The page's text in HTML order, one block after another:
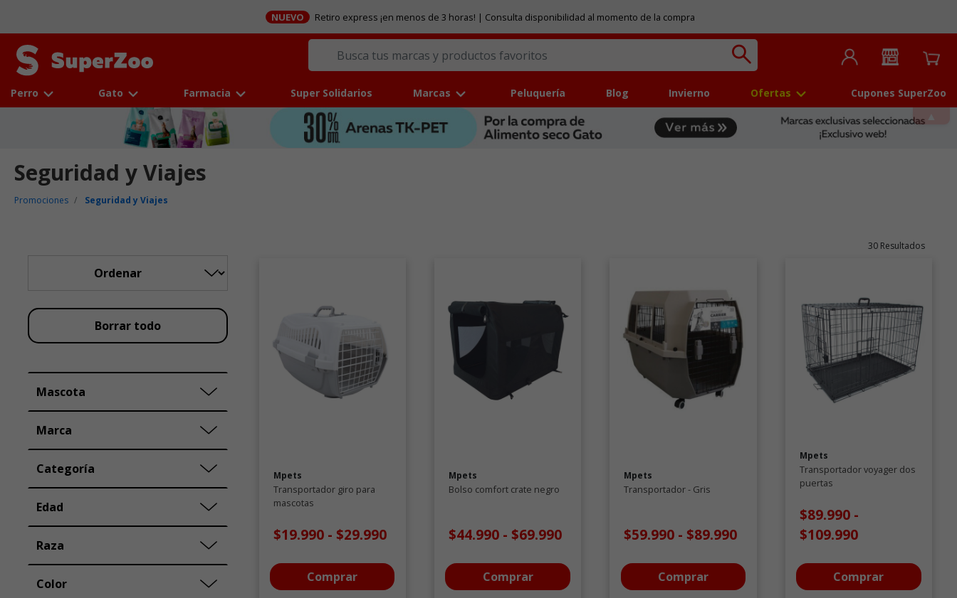
NUEVO Retiro express ¡en menos de 3 horas! | Consulta disponibilidad al momento de la compra
Perro Gato Farmacia Super Solidarios Marcas Peluquería Blog Invierno Ofertas Cupones SuperZoo
Seguridad y Viajes
Promociones Seguridad y Viajes
30 Resultados
Borrar todo
Mascota
Marca
Categoría
Edad
Raza
Color
Mpets
Transportador giro para
mascotas
$19.990 - $29.990
Comprar
Mpets
Bolso comfort crate negro
$44.990 - $69.990
Comprar
Mpets
Transportador - Gris
$59.990 - $89.990
Comprar
Mpets
Transportador voyager dos
puertas
$89.990 -
$109.990
Comprar